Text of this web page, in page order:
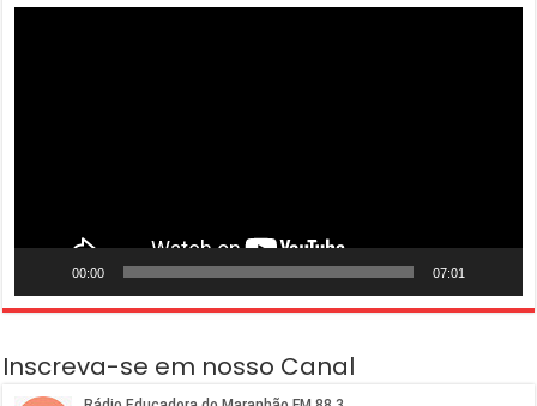
00:00 07:01
Inscreva-se em nosso Canal